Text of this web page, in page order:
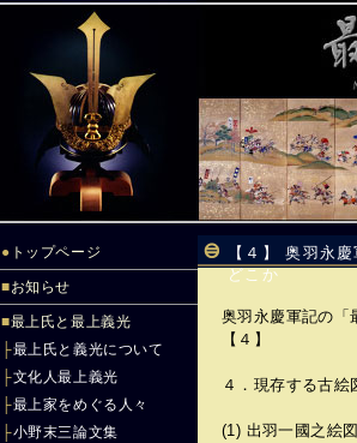
● トップページ
■お知らせ
■最上氏と最上義光
├最上氏と義光について
├文化人最上義光
├最上家をめぐる人々
├小野末三論文集
【４】 奥羽永
どこか
奥羽永慶軍記の「
【４】
４．現存する古絵
(1) 出羽一國之絵